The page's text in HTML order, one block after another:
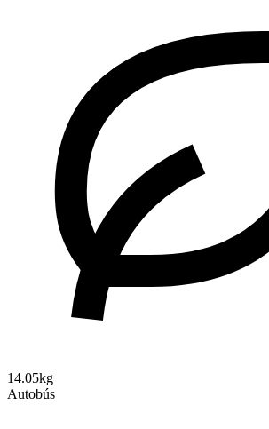
14.05kg
Autobús